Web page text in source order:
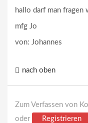
hallo darf man fragen
mfg Jo
von: Johannes
nach oben
Zum Verfassen von
oder
Registrieren